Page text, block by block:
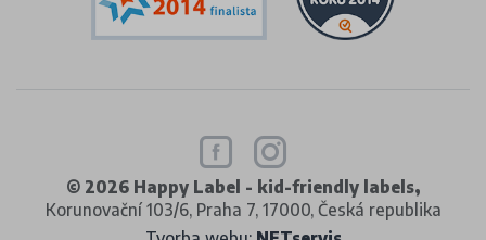
© 2026 Happy Label - kid-friendly labels,
Korunovační 103/6, Praha 7, 17000, Česká republika